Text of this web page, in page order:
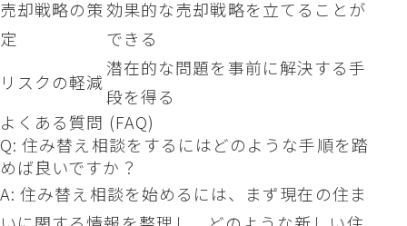
売却戦略の策
定
効果的な売却戦略を立てることが
できる
リスクの軽減
潜在的な問題を事前に解決する手
段を得る
よくある質問 (FAQ)
Q: 住み替え相談をするにはどのような手順を踏
めば良いですか？
A: 住み替え相談を始めるには、まず現在の住ま